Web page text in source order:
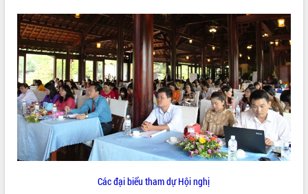
HỆ THỐNG VĂN BẢN
VĂN BẢN HĐND TỈNH
ĐIỂM TIN VĂN BẢN
QUY HOẠCH - KẾ HOẠCH
Các đại biểu tham dự Hội nghị